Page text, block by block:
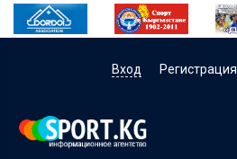
Вход Регистрация